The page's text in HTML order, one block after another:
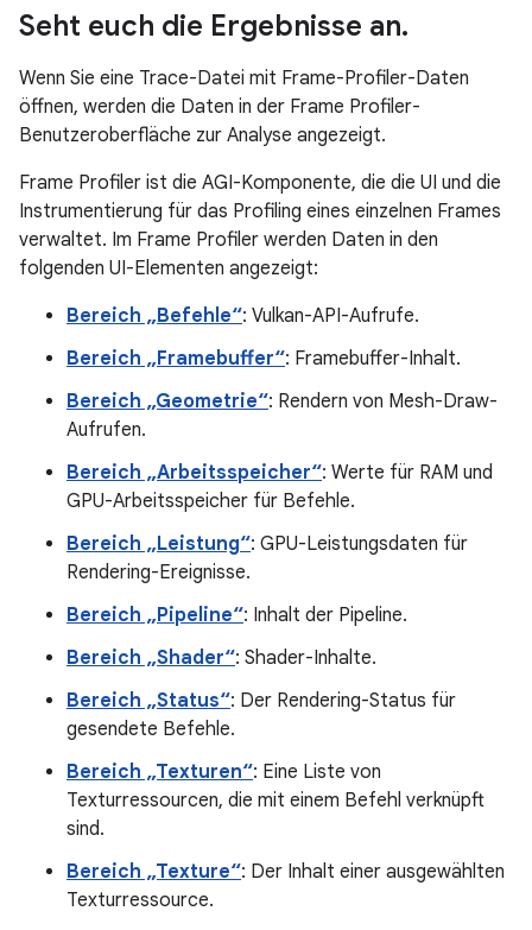
Seht euch die Ergebnisse an.
Wenn Sie eine Trace-Datei mit Frame-Profiler-Daten
öffnen, werden die Daten in der Frame Profiler-
Benutzeroberfläche zur Analyse angezeigt.
Frame Profiler ist die AGI-Komponente, die die UI und die
Instrumentierung für das Profiling eines einzelnen Frames
verwaltet. Im Frame Profiler werden Daten in den
folgenden UI-Elementen angezeigt:
Bereich „Befehle“: Vulkan-API-Aufrufe.
Bereich „Framebuffer“: Framebuffer-Inhalt.
Bereich „Geometrie“: Rendern von Mesh-Draw-
Aufrufen.
Bereich „Arbeitsspeicher“: Werte für RAM und
GPU-Arbeitsspeicher für Befehle.
Bereich „Leistung“: GPU-Leistungsdaten für
Rendering-Ereignisse.
Bereich „Pipeline“: Inhalt der Pipeline.
Bereich „Shader“: Shader-Inhalte.
Bereich „Status“: Der Rendering-Status für
gesendete Befehle.
Bereich „Texturen“: Eine Liste von
Texturressourcen, die mit einem Befehl verknüpft
sind.
Bereich „Texture“: Der Inhalt einer ausgewählten
Texturressource.